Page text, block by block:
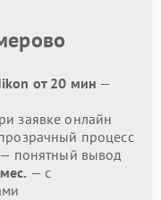
от 20 мин —
заявке онлайн
процесс
— понятный вывод
— с